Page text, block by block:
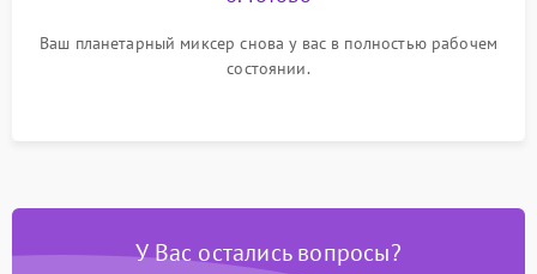
Ваш планетарный миксер снова у вас в полностью рабочем
состоянии.
У Вас остались вопросы?